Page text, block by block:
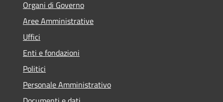
Organi di Governo
Aree Amministrative
Uffici
Enti e fondazioni
Politici
Personale Amministrativo